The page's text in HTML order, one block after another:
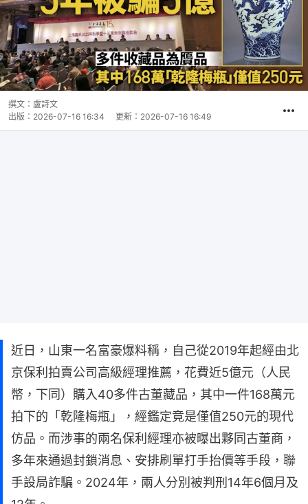
撰文： 盧詩文
出版： 2026-07-16 16:34 更新： 2026-07-16 16:49
近日，山東一名富豪爆料稱，自己從2019年起經由北
京保利拍賣公司高級經理推薦，花費近5億元（人民
幣，下同）購入40多件古董藏品，其中一件168萬元
拍下的「乾隆梅瓶」，經鑑定竟是僅值250元的現代
仿品。而涉事的兩名保利經理亦被曝出夥同古董商，
多年來通過封鎖消息、安排刷單打手抬價等手段，聯
手設局詐騙。2024年，兩人分別被判刑14年6個月及